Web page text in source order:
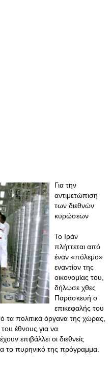
Για την
αντιμετώπιση
των διεθνών
κυρώσεων
Το Ιράν
πλήττεται από
έναν «πόλεμο»
εναντίον της
οικονομίας του,
δήλωσε χθες
Παρασκευή ο
επικεφαλής του
πολιτικά όργανα της χώρας,
έθνους για να
επιβάλλει οι διεθνείς
το πυρηνικό της πρόγραμμα.